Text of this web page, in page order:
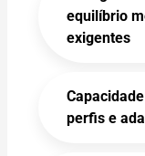
equilíbrio
exigentes
perfis e